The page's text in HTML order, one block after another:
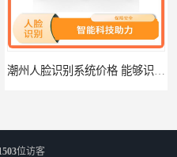
位访客